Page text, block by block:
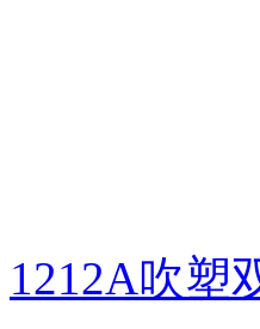
1212A吹塑